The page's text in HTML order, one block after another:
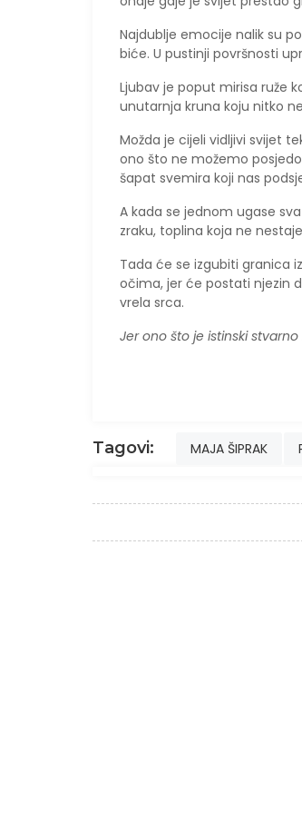
Najdublje emocije nalik su
biće. U pustinji površnosti
Ljubav je poput mirisa ruže
unutarnja kruna koju nitko
Možda je cijeli vidljivi svijet
ono što ne možemo
šapat svemira koji nas
A kada se jednom ugase
zraku, toplina koja ne
Tada će se izgubiti granica
očima, jer će postati njezin
vrela srca.
Jer ono što je istinski
Tagovi: MAJA ŠIPRAK